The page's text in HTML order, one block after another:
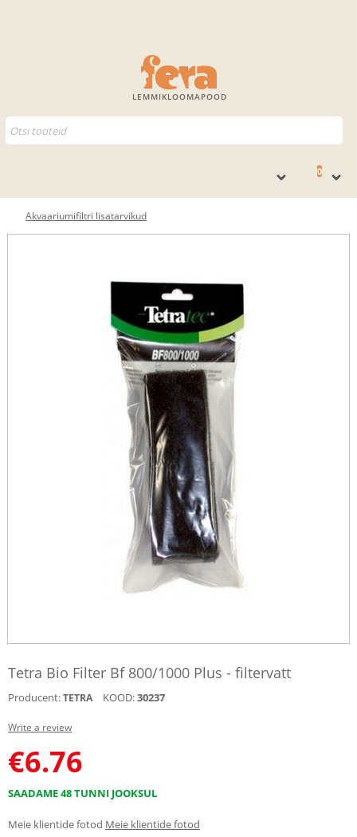
LEMMIKLOOMAPOOD
0
Akvaariumifiltri lisatarvikud
Tetra Bio Filter Bf 800/1000 Plus - filtervatt
Producent:TETRA KOOD:30237
Write a review
€6.76
SAADAME 48 TUNNI JOOKSUL
Meie klientide fotod Meie klientide fotod